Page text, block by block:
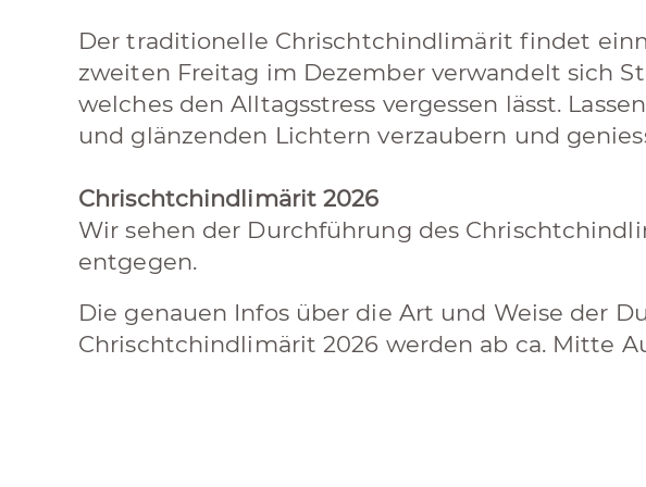
Der traditionelle Chrischtchindlimärit findet
zweiten Freitag im Dezember verwandelt sich
welches den Alltagsstress vergessen lässt.
und glänzenden Lichtern verzaubern und
Chrischtchindlimärit 2026
Wir sehen der Durchführung des
entgegen.
Die genauen Infos über die Art und Weise der
Chrischtchindlimärit 2026 werden ab ca. Mitte